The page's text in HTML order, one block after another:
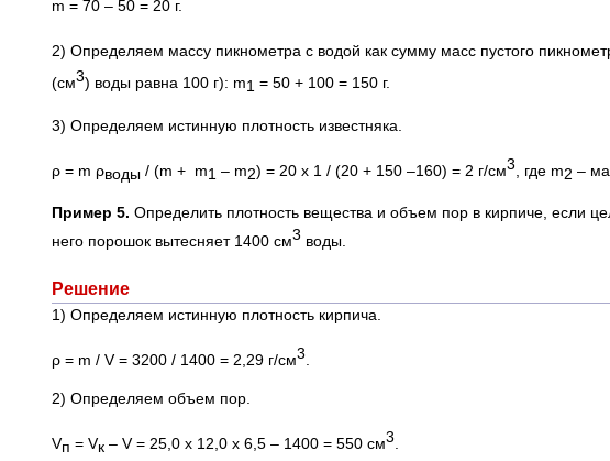
m = 70 – 50 = 20 г.
2) Определяем массу пикнометра с водой как сумму масс пустого
(см3) воды равна 100 г): m1 = 50 + 100 = 150 г.
3) Определяем истинную плотность известняка.
ρ = m ρводы / (m + m1 – m2) = 20 x 1 / (20 + 150 –160) = 2 г/см3 , где m2 –
Пример 5. Определить плотность вещества и объем пор в кирпиче, если
него порошок вытесняет 1400 см3 воды.
Решение
1) Определяем истинную плотность кирпича.
ρ = m / V = 3200 / 1400 = 2,29 г/см3
2) Определяем объем пор.
Vп = Vк – V = 25,0 х 12,0 х 6,5 – 1400 = 550 см3